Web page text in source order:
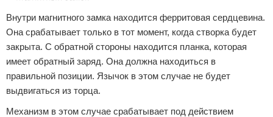
Внутри магнитного замка находится ферритовая сердцевина.
Она срабатывает только в тот момент, когда створка будет
закрыта. С обратной стороны находится планка, которая
имеет обратный заряд. Она должна находиться в
правильной позиции. Язычок в этом случае не будет
выдвигаться из торца.
Механизм в этом случае срабатывает под действием